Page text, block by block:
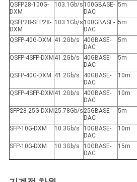
QSFP28-100G-
DXM
103.1Gb/s 100GBASE-
DAC
5m
QSFP28-SFP28-
DXM
103.1Gb/s 100GBASE-
DAC
5m
QSFP-40G-DXM
41.2Gb/s
40GBASE-
DAC
5m
QSFP-4SFP-DXM 41.2Gb/s
40GBASE-
DAC
5m
QSFP-40G-DXM
41.2Gb/s
40GBASE-
DAC
10m
QSFP-4SFP-DXM 41.2Gb/s
40GBASE-
DAC
10m
SFP28-25G-DXM 25.78Gb/s 25GBASE-
DAC
5m
SFP-10G-DXM
10.3Gb/s
10GBASE-
DAC
10m
SFP-10G-DXM 10.3Gb/s
10GBASE-
DAC
15m